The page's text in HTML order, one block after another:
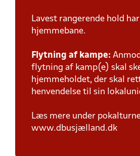
Lavest rangerende hold har
hjemmebane.
Flytning af kampe:
flytning af kamp(e) skal
hjemmeholdet, der skal
henvendelse til sin
Læs mere under
www.dbusjælland.dk